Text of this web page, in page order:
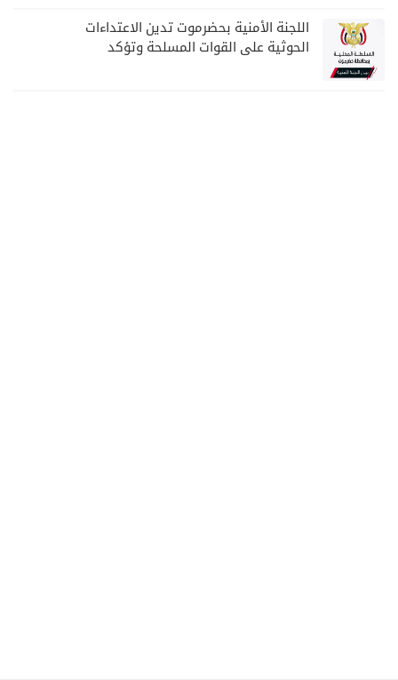
اللجنة الأمنية بحضرموت تدين الاعتداءات
الحوثية على القوات المسلحة وتؤكد